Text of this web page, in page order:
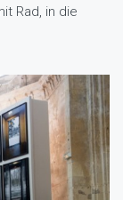
Rad, in die